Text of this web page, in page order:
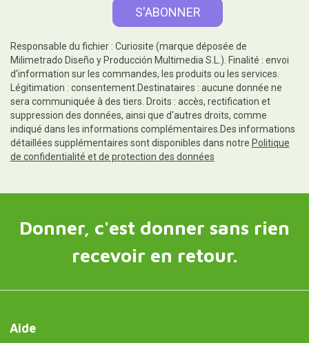
Responsable du fichier : Curiosite (marque déposée de
Milimetrado Diseño y Producción Multimedia S.L.). Finalité : envoi
d'information sur les commandes, les produits ou les services.
Légitimation : consentement.Destinataires : aucune donnée ne
sera communiquée à des tiers. Droits : accès, rectification et
suppression des données, ainsi que d'autres droits, comme
indiqué dans les informations complémentaires.Des informations
détaillées supplémentaires sont disponibles dans notre Politique
de confidentialité et de protection des données
Donner, c'est donner sans rien
recevoir en retour.
Aide